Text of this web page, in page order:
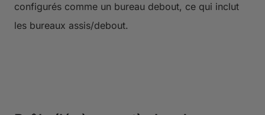
configurés comme un bureau debout, ce qui inclut
les bureaux assis/debout.